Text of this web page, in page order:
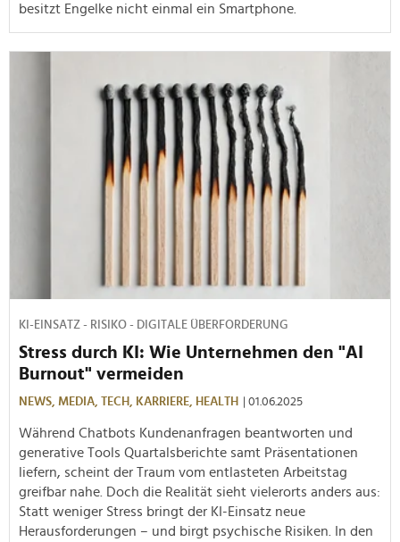
besitzt Engelke nicht einmal ein Smartphone.
KI-EINSATZ - RISIKO - DIGITALE ÜBERFORDERUNG
Stress durch KI: Wie Unternehmen den "AI
Burnout" vermeiden
NEWS, MEDIA, TECH, KARRIERE, HEALTH | 01.06.2025
Während Chatbots Kundenanfragen beantworten und
generative Tools Quartalsberichte samt Präsentationen
liefern, scheint der Traum vom entlasteten Arbeitstag
greifbar nahe. Doch die Realität sieht vielerorts anders aus:
Statt weniger Stress bringt der KI-Einsatz neue
Herausforderungen – und birgt psychische Risiken. In den